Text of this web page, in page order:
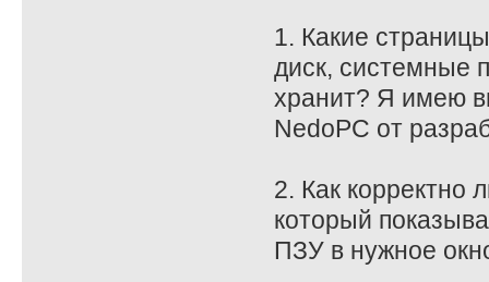
1. Какие
диск, системные
хранит? Я имею
NedoPC от
2. Как корректно
который
ПЗУ в нужное